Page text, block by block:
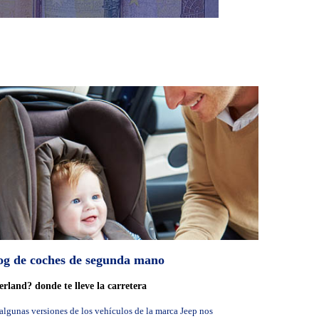
de coches de segunda mano
donde te lleve la carretera
versiones de los vehículos de la marca Jeep nos